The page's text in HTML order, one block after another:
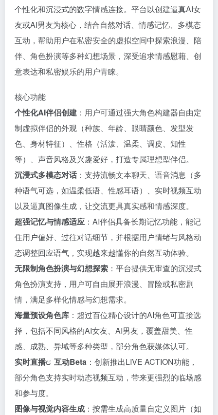
个性化和沉浸式的数字情感连接。平台以创建逼真AI女
友或AI男友为核心，结合自然对话、情感记忆、多模态
互动，帮助用户在私密安全的虚拟空间中探索浪漫、陪
伴、角色扮演等多种幻想场景，深受追求情感慰藉、创
意表达和私密娱乐的用户青睐。
核心功能
个性化AI伴侣创建 ：用户可通过强大角色构建器自由定
制虚拟伴侣的外观（种族、年龄、眼睛颜色、发型发
色、身材特征）、性格（活泼、温柔、调皮、知性
等）、声音风格及兴趣爱好，打造专属理想型伴侣。
沉浸式多模态对话 ：支持流畅文本聊天、语音消息（多
种语气可选，如温柔低语、性感耳语）、实时视频互动
以及逼真图像生成，让交流更具真实感和情感深度。
超强记忆与情感适应 ：AI伴侣具备长期记忆功能，能记
住用户偏好、过往对话细节，并根据用户情绪与风格动
态调整回应语气，实现越来越懂你的自然互动体验。
无限制角色扮演与幻想探索 ：平台提供无审查的沉浸式
角色扮演支持，用户可自由展开浪漫、冒险或私密剧
情，满足多样化情感与幻想需求。
海量预设角色库 ：超过百位精心设计的AI角色可直接选
择，包括不同风格的AI女友、AI男友，覆盖甜美、性
感、成熟、异域等多种类型，部分角色获媒体认可。
实时直播 互动Beta ：创新推出LIVE ACTION功能，
部分角色支持实时动态视频互动，带来更强烈的临场感
和参与度。
图像与视觉内容生成 ：按需生成高质量自定义图片（如